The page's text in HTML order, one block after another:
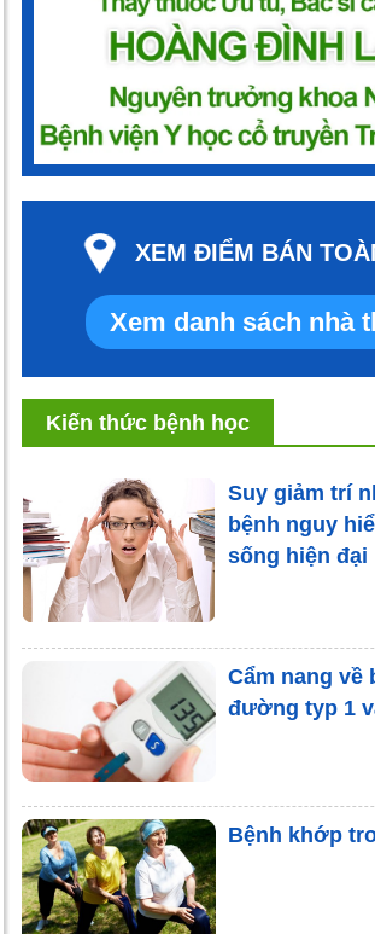
XEM ĐIỂM BÁN
Xem danh sách nhà
Kiến thức bệnh học
Suy giảm trí
bệnh nguy
sống hiện đại
Cẩm nang về
đường typ 1
Bệnh khớp